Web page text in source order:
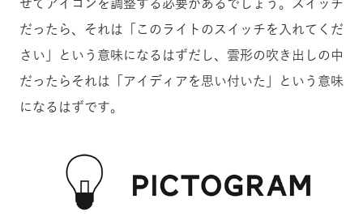
せてアイコンを調整する必要があるでしょう。スイッチ
だったら、それは「このライトのスイッチを入れてくだ
さい」という意味になるはずだし、雲形の吹き出しの中
だったらそれは「アイディアを思い付いた」という意味
になるはずです。